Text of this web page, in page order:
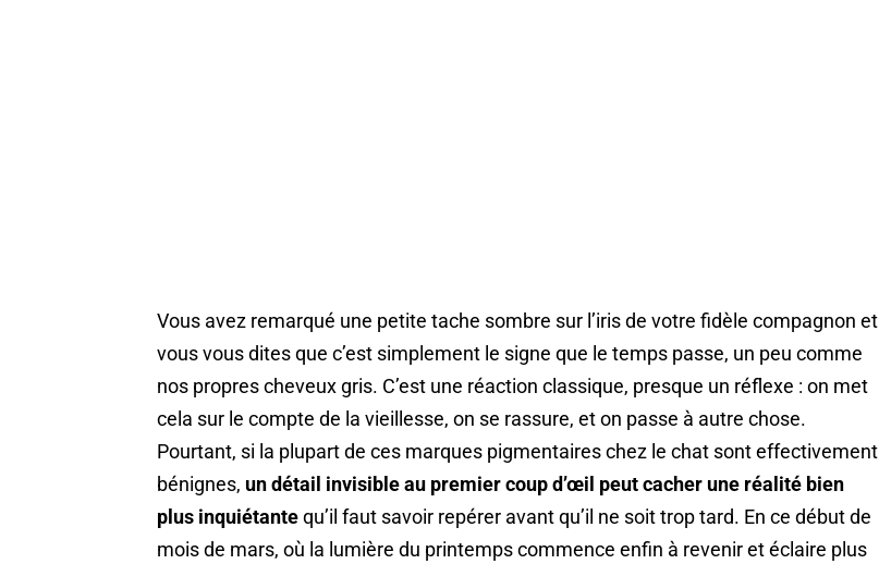
Vous avez remarqué une petite tache sombre sur l’iris de votre fidèle compagnon et
vous vous dites que c’est simplement le signe que le temps passe, un peu comme
nos propres cheveux gris. C’est une réaction classique, presque un réflexe : on met
cela sur le compte de la vieillesse, on se rassure, et on passe à autre chose.
Pourtant, si la plupart de ces marques pigmentaires chez le chat sont effectivement
bénignes, un détail invisible au premier coup d’œil peut cacher une réalité bien
plus inquiétantequ’il faut savoir repérer avant qu’il ne soit trop tard. En ce début de
mois de mars, où la lumière du printemps commence enfin à revenir et éclaire plus